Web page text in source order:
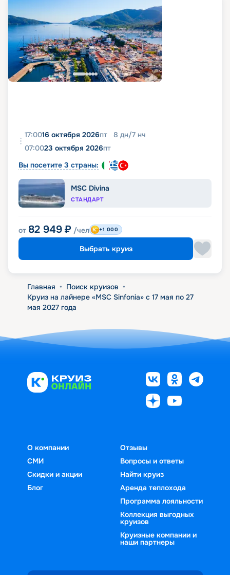
17:0016 октября 2026пт 8 дн/7 нч
07:0023 октября 2026пт
Вы посетите 3 страны:
MSC Divina
СТАНДАРТ
от 82 949 ₽ /чел +1 000
Выбрать круиз
Главная • Поиск круизов •
Круиз на лайнере «MSC Sinfonia» с 17 мая по 27
мая 2027 года
О компании
СМИ
Скидки и акции
Блог
Отзывы
Вопросы и ответы
Найти круиз
Аренда теплохода
Программа лояльности
Коллекция выгодных
круизов
Круизные компании и
наши партнеры